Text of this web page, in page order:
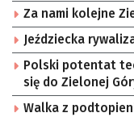
Za nami kolejne
Jeździecka
Polski potentat
się do Zielonej
Walka z